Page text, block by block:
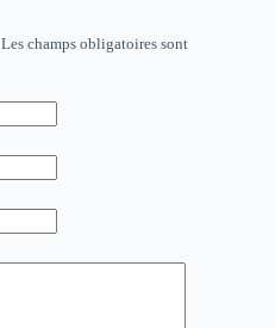
Les champs obligatoires sont